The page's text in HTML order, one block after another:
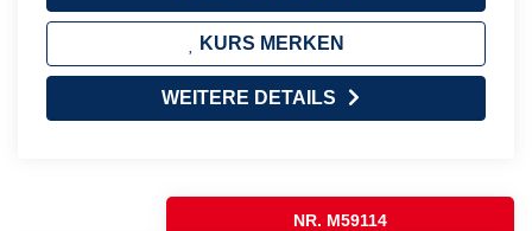
KURS MERKEN
WEITERE DETAILS
NR. M59114